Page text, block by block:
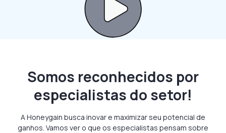
Somos reconhecidos por
especialistas do setor!
A Honeygain busca inovar e maximizar seu potencial de
ganhos. Vamos ver o que os especialistas pensam sobre